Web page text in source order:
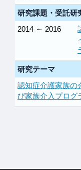
研究課題・受託研
2014 ～ 2016
研究テーマ
認知症介護家族の
び家族介入プログ